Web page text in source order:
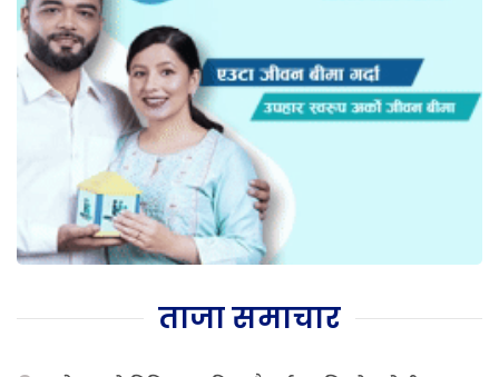
ताजा समाचार